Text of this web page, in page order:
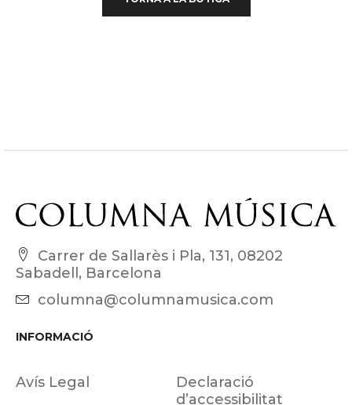
Carrer de Sallarès i Pla, 131, 08202
Sabadell, Barcelona
columna@columnamusica.com
INFORMACIÓ
Avís Legal
Declaració
d’accessibilitat